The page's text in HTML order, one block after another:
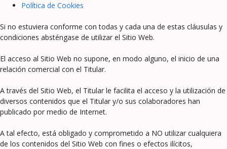
Política de Cookies
Si no estuviera conforme con todas y cada una de estas cláusulas y
condiciones absténgase de utilizar el Sitio Web.
El acceso al Sitio Web no supone, en modo alguno, el inicio de una
relación comercial con el Titular.
A través del Sitio Web, el Titular le facilita el acceso y la utilización de
diversos contenidos que el Titular y/o sus colaboradores han
publicado por medio de Internet.
A tal efecto, está obligado y comprometido a NO utilizar cualquiera
de los contenidos del Sitio Web con fines o efectos ilícitos,